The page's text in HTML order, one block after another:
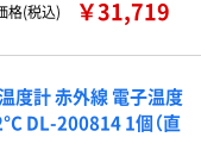
格(税込) ￥31,719
度計 赤外線 電子温度
DL-200814 1個（直